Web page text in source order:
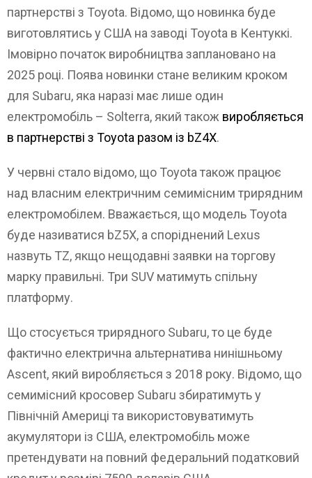
партнерстві з Toyota. Відомо, що новинка буде
виготовлятись у США на заводі Toyota в Кентуккі.
Імовірно початок виробництва заплановано на
2025 році. Поява новинки стане великим кроком
для Subaru, яка наразі має лише один
електромобіль – Solterra, який також виробляється
в партнерстві з Toyota разом із bZ4X.
У червні стало відомо, що Toyota також працює
над власним електричним семимісним трирядним
електромобілем. Вважається, що модель Toyota
буде називатися bZ5X, а споріднений Lexus
назвуть TZ, якщо нещодавні заявки на торгову
марку правильні. Три SUV матимуть спільну
платформу.
Що стосується трирядного Subaru, то це буде
фактично електрична альтернатива нинішньому
Ascent, який виробляється з 2018 року. Відомо, що
семимісний кросовер Subaru збиратимуть у
Північній Америці та використовуватимуть
акумулятори із США, електромобіль може
претендувати на повний федеральний податковий